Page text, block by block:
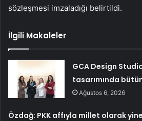
sözleşmesi imzaladığı belirtildi.
İlgili Makaleler
GCA Design
tasarımında
Ağustos 6, 2026
Özdağ: PKK affıyla millet olarak